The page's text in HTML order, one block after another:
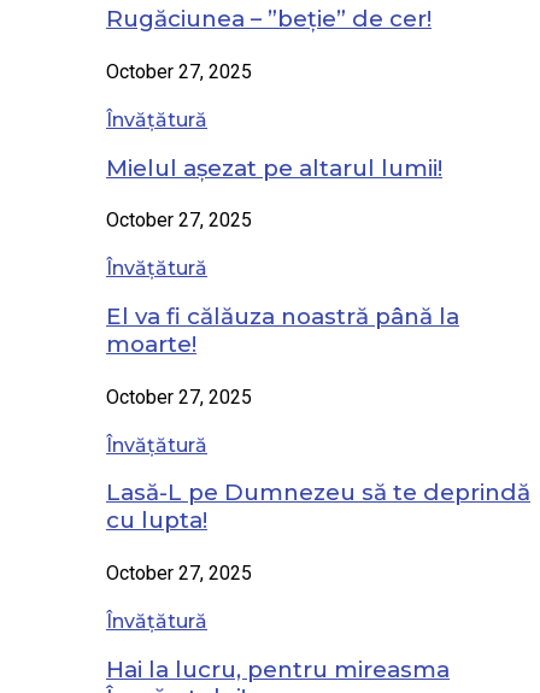
Rugăciunea – ”beție” de cer!
October 27, 2025
Învățătură
Mielul așezat pe altarul lumii!
October 27, 2025
Învățătură
El va fi călăuza noastră până la
moarte!
October 27, 2025
Învățătură
Lasă-L pe Dumnezeu să te deprindă
cu lupta!
October 27, 2025
Învățătură
Hai la lucru, pentru mireasma